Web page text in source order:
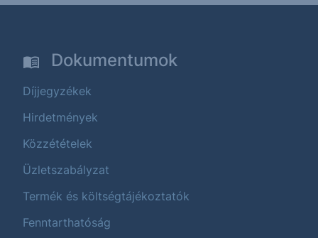
Dokumentumok
Díjjegyzékek
Hirdetmények
Közzétételek
Üzletszabályzat
Termék és költségtájékoztatók
Fenntarthatóság